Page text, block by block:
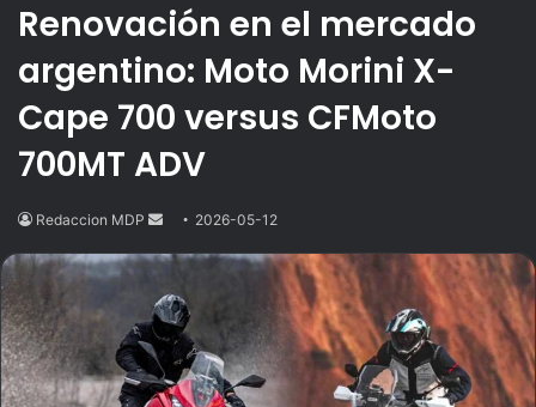
Renovación en el mercado
argentino: Moto Morini X-
Cape 700 versus CFMoto
700MT ADV
Redaccion MDP
Send2026-05-12